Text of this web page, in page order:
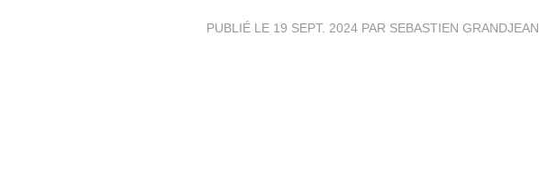
PUBLIÉ LE 19 SEPT. 2024PAR SEBASTIEN GRANDJEAN